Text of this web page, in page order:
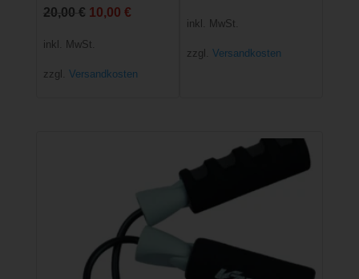
20,00 € Ursprünglicher
10,00 €Aktueller
inkl. MwSt.
zzgl. Versandkosten
inkl. MwSt.
zzgl. Versandkosten